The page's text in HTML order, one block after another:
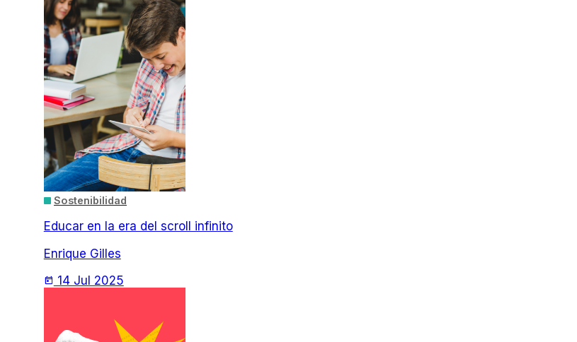
Sostenibilidad
Educar en la era del scroll infinito
Enrique Gilles
today 14 Jul 2025